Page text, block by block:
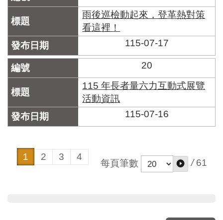
雨後巡檢動起來，登革熱對策
看這裡！
115-07-17
20
115 年長者量六力互動式展覽
活動資訊
115-07-16
1 2 3 4
每頁筆數 / 61